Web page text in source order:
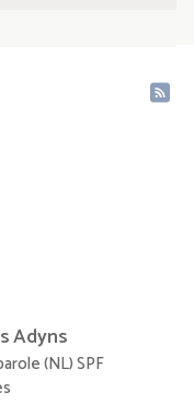
Adyns
(NL) SPF